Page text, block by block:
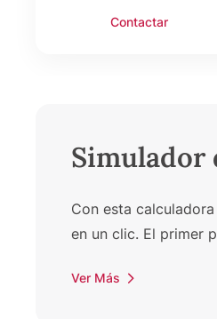
Contactar
Simulador
Con esta
en un clic. El primer
Ver Más